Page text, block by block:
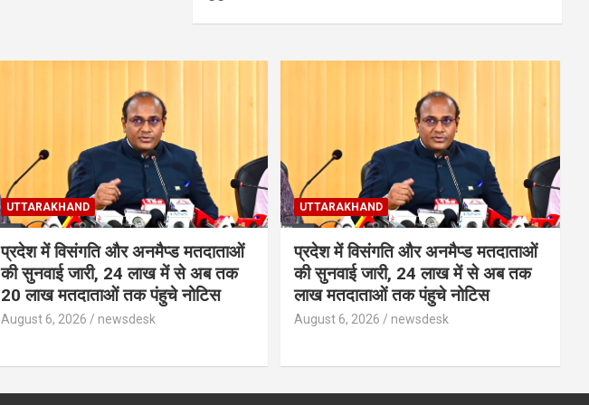
UTTARAKHAND
प्रदेश में विसंगति और अनमैप्ड मतदाताओं
की सुनवाई जारी, 24 लाख में से अब तक
20 लाख मतदाताओं तक पंहुचे नोटिस
August 6, 2026 newsdesk
UTTARAKHAND
प्रदेश में विसंगति और अनमैप्ड मतदाताओं
की सुनवाई जारी, 24 लाख में से अब तक
लाख मतदाताओं तक पंहुचे नोटिस
August 6, 2026 newsdesk